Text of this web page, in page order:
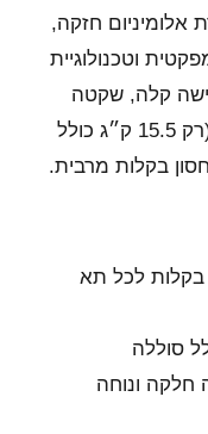
אלומיניום חזקה,
וטכנולוגיית
קלה, שקטה
ובטוחה. המשקל הנמוך במיוחד (רק 15.5 ק״ג כולל
בקלות מרבית.
בקלות לכל תא
חלקה ונוחה